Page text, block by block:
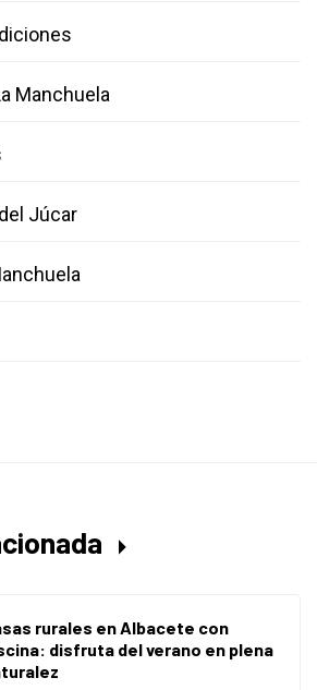
Manchuela
Júcar
rurales en Albacete con
disfruta del verano en plena